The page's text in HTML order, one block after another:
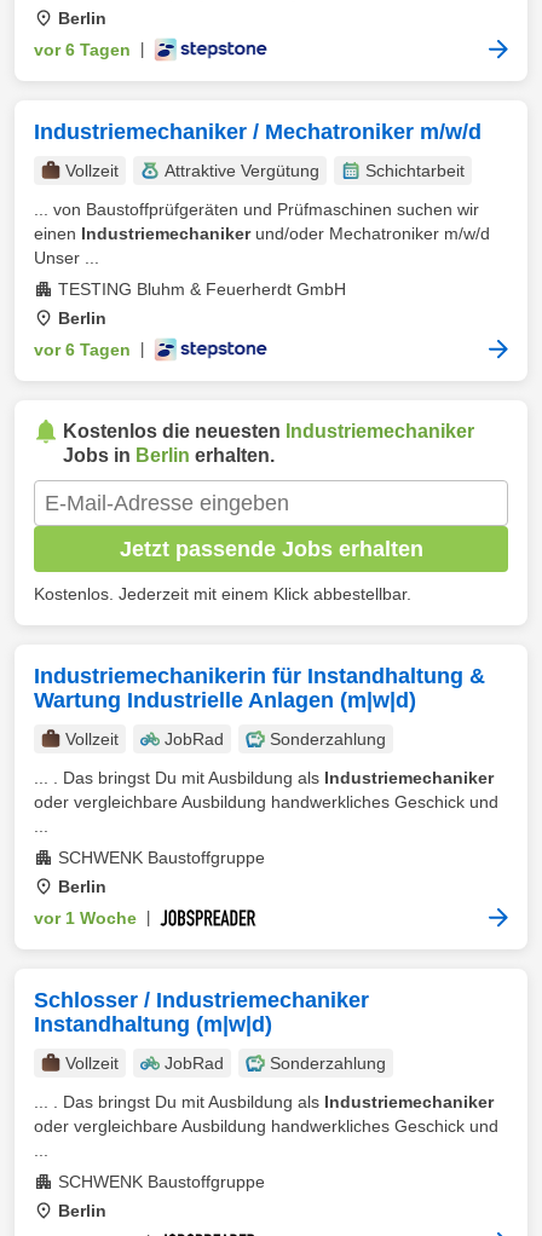
Berlin
vor 6 Tagen
Industriemechaniker / Mechatroniker m/w/d
Vollzeit Attraktive Vergütung
Schichtarbeit
... von Baustoffprüfgeräten und Prüfmaschinen suchen wir
einen Industriemechanikerund/oder Mechatroniker m/w/d
Unser ...
TESTING Bluhm & Feuerherdt GmbH
Berlin
vor 6 Tagen
Kostenlos die neuesten Industriemechaniker
Jobs in Berlin erhalten.
Jetzt passende Jobs erhalten
Kostenlos. Jederzeit mit einem Klick abbestellbar.
Industriemechanikerin für Instandhaltung &
Wartung Industrielle Anlagen (m|w|d)
Vollzeit JobRad
Sonderzahlung
... . Das bringst Du mit Ausbildung als Industriemechaniker
oder vergleichbare Ausbildung handwerkliches Geschick und
SCHWENK Baustoffgruppe
Berlin
vor 1 Woche
Schlosser / Industriemechaniker
Instandhaltung (m|w|d)
Vollzeit JobRad
Sonderzahlung
... . Das bringst Du mit Ausbildung als Industriemechaniker
oder vergleichbare Ausbildung handwerkliches Geschick und
SCHWENK Baustoffgruppe
Berlin